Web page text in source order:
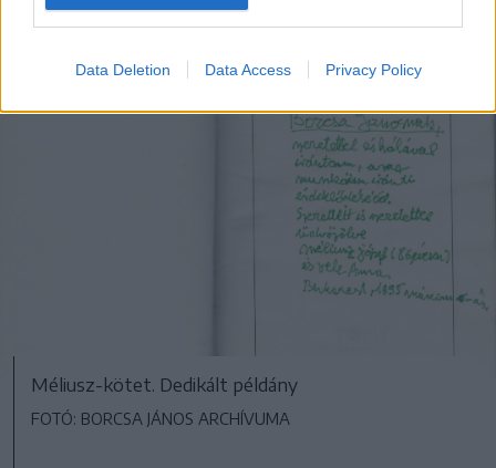
Data Deletion Data Access Privacy Policy
Méliusz-kötet. Dedikált példány
FOTÓ: BORCSA JÁNOS ARCHÍVUMA